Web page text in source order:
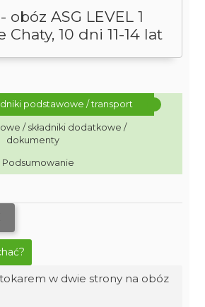
obóz ASG LEVEL 1
Chaty, 10 dni 11-14 lat
podstawowe / transport
/ składniki dodatkowe /
dokumenty
Podsumowanie
w dwie strony na obóz